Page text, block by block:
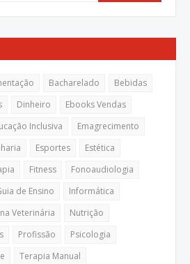
Bacharelado
Bebidas
Dinheiro
Ebooks Vendas
Inclusiva
Emagrecimento
Esportes
Estética
Fitness
Fonoaudiologia
de Ensino
Informática
Veterinária
Nutrição
Profissão
Psicologia
Terapia Manual